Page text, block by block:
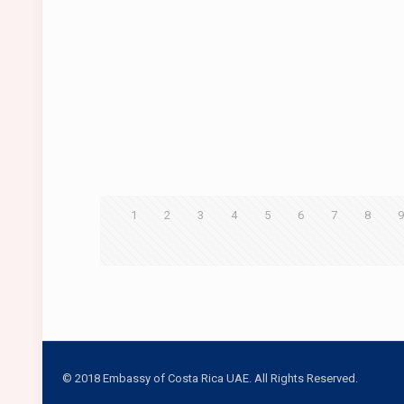
1 2 3 4 5 6 7 8 9
© 2018 Embassy of Costa Rica UAE. All Rights Reserved.